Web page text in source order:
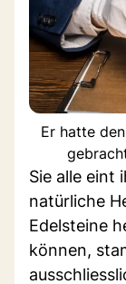
Er hatte
Sie alle eint
natürliche
Edelsteine
können,